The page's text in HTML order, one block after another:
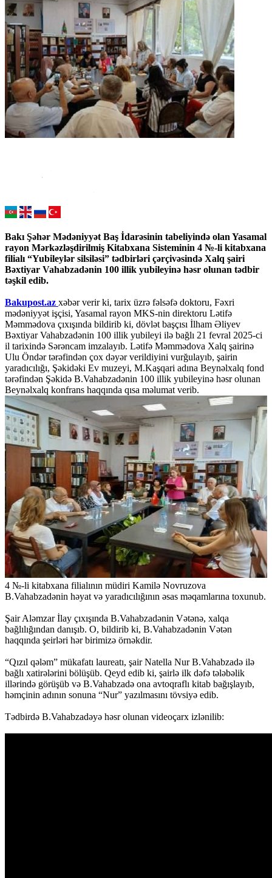
Bakı Şəhər Mədəniyyət Baş İdarəsinin tabeliyində olan Yasamal
rayon Mərkəzləşdirilmiş Kitabxana Sisteminin 4 №-li kitabxana
filialı “Yubileylər silsiləsi” tədbirləri çərçivəsində Xalq şairi
Bəxtiyar Vahabzadənin 100 illik yubileyinə həsr olunan tədbir
təşkil edib.
Bakupost.az xəbər verir ki, tarix üzrə fəlsəfə doktoru, Fəxri
mədəniyyət işçisi, Yasamal rayon MKS-nin direktoru Lətifə
Məmmədova çıxışında bildirib ki, dövlət başçısı İlham Əliyev
Bəxtiyar Vahabzadənin 100 illik yubileyi ilə bağlı 21 fevral 2025-ci
il tarixində Sərəncam imzalayıb. Lətifə Məmmədova Xalq şairinə
Ulu Öndər tərəfindən çox dəyər verildiyini vurğulayıb, şairin
yaradıcılığı, Şəkidəki Ev muzeyi, M.Kaşqari adına Beynəlxalq fond
tərəfindən Şəkidə B.Vahabzadənin 100 illik yubileyinə həsr olunan
Beynəlxalq konfrans haqqında qısa məlumat verib.
4 №-li kitabxana filialının müdiri Kamilə Novruzova
B.Vahabzadənin həyat və yaradıcılığının əsas məqamlarına toxunub.
Şair Aləmzar İlay çıxışında B.Vahabzadənin Vətənə, xalqa
bağlılığından danışıb. O, bildirib ki, B.Vahabzadənin Vətən
haqqında şeirləri hər birimizə örnəkdir.
“Qızıl qələm” mükafatı laureatı, şair Natella Nur B.Vahabzadə ilə
bağlı xatirələrini bölüşüb. Qeyd edib ki, şairlə ilk dəfə tələbəlik
illərində görüşüb və B.Vahabzadə ona avtoqraflı kitab bağışlayıb,
həmçinin adının sonuna “Nur” yazılmasını tövsiyə edib.
Tədbirdə B.Vahabzadəyə həsr olunan videoçarx izlənilib: